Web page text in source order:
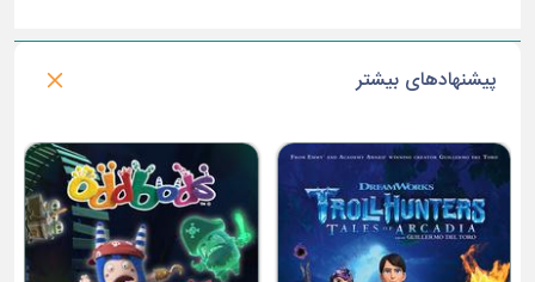
پیشنهادهای بیشتر
فصل 2 : ما خرس های کله فندقی